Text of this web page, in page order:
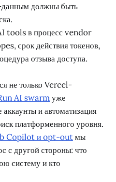
должны быть
tools в процесс vendor
срок действия токенов,
отзыва доступа.
не только Vercel-
AI swarmуже
и автоматизация
платформенного уровня.
Copilot и opt-outмы
с другой стороны: что
систему и кто